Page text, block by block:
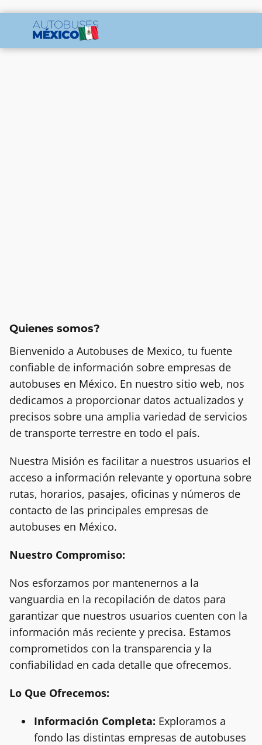
Quienes somos?
Bienvenido a Autobuses de Mexico, tu fuente
confiable de información sobre empresas de
autobuses en México. En nuestro sitio web, nos
dedicamos a proporcionar datos actualizados y
precisos sobre una amplia variedad de servicios
de transporte terrestre en todo el país.
Nuestra Misión es facilitar a nuestros usuarios el
acceso a información relevante y oportuna sobre
rutas, horarios, pasajes, oficinas y números de
contacto de las principales empresas de
autobuses en México.
Nuestro Compromiso:
Nos esforzamos por mantenernos a la
vanguardia en la recopilación de datos para
garantizar que nuestros usuarios cuenten con la
información más reciente y precisa. Estamos
comprometidos con la transparencia y la
confiabilidad en cada detalle que ofrecemos.
Lo Que Ofrecemos:
Información Completa: Exploramos a
fondo las distintas empresas de autobuses